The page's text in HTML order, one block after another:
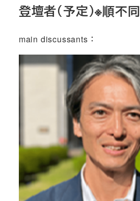
登壇者（予定）※順不同
main discussants ：